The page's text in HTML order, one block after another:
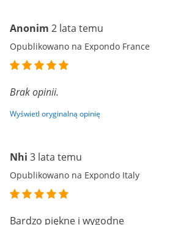
Anonim 2 lata temu
Opublikowano na Expondo France
Brak opinii.
Wyświetl oryginalną opinię
Nhi 3 lata temu
Opublikowano na Expondo Italy
Bardzo piękne i wygodne